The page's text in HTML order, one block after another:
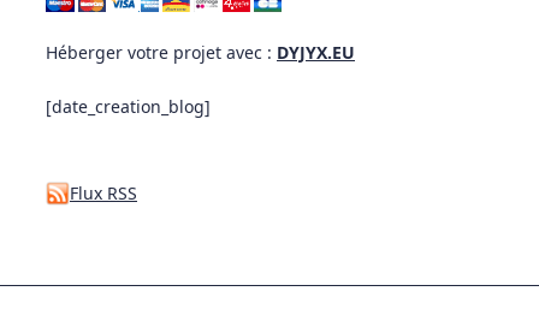
Héberger votre projet avec : DYJYX.EU
[date_creation_blog]
Flux RSS